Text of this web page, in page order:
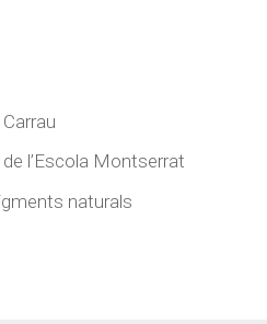
l’Escola Montserrat
naturals